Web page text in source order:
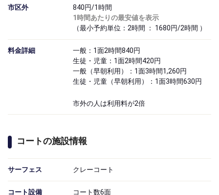
市区外
840円/1時間
1時間あたりの最安値を表示
（最小予約単位：2時間 ： 1680円/2時間 ）
料金詳細
一般：1面2時間840円
生徒・児童：1面2時間420円
一般（早朝利用）：1面3時間1,260円
生徒・児童（早朝利用）：1面3時間630円
市外の人は利用料が2倍
コートの施設情報
サーフェス クレーコート
コート設備 コート数6面